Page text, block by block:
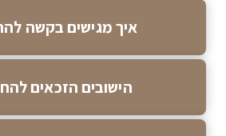
איך מגישים בקשה
הישובים הזכאים